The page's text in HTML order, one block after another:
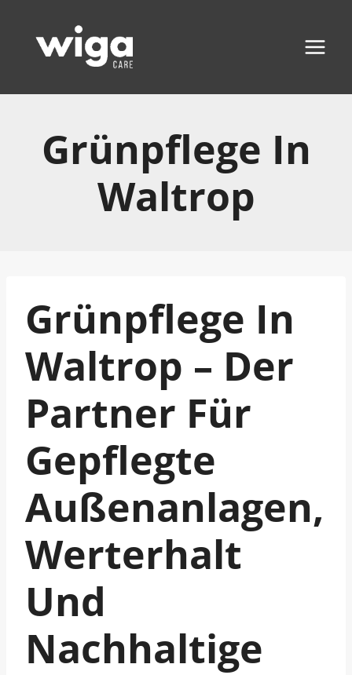
Inhalt
springen
Grünpflege In
Waltrop
Grünpflege In
Waltrop – Der
Partner Für
Gepflegte
Außenanlagen,
Werterhalt
Und
Nachhaltige